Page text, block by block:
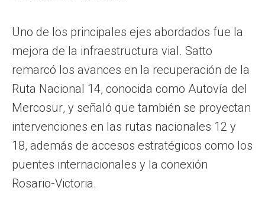
Uno de los principales ejes abordados fue la
mejora de la infraestructura vial. Satto
remarcó los avances en la recuperación de la
Ruta Nacional 14, conocida como Autovía del
Mercosur, y señaló que también se proyectan
intervenciones en las rutas nacionales 12 y
18, además de accesos estratégicos como los
puentes internacionales y la conexión
Rosario-Victoria.